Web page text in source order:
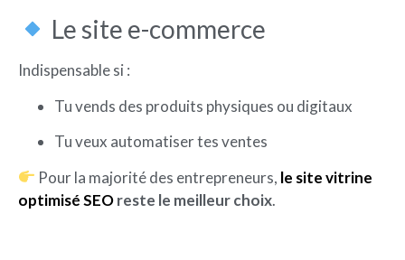
Le site e-commerce
Indispensable si :
Tu vends des produits physiques ou digitaux
Tu veux automatiser tes ventes
Pour la majorité des entrepreneurs, le site vitrine
optimisé SEOreste le meilleur choix.